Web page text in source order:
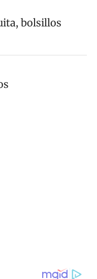
bolsillos